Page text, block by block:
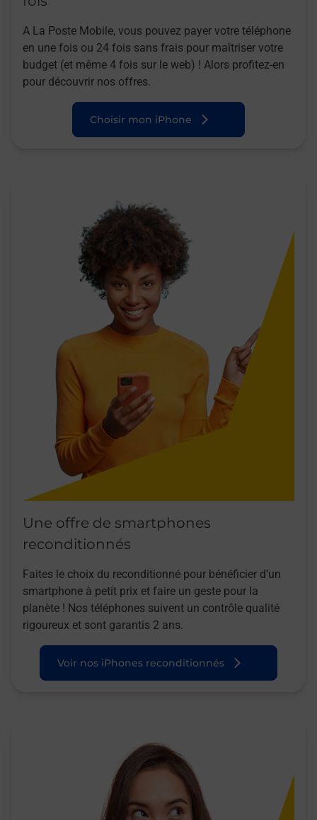
A La Poste Mobile, vous pouvez payer votre téléphone
en une fois ou 24 fois sans frais pour maîtriser votre
budget (et même 4 fois sur le web) ! Alors profitez-en
pour découvrir nos offres.
Choisir mon iPhone
Une offre de smartphones
reconditionnés
Faites le choix du reconditionné pour bénéficier d’un
smartphone à petit prix et faire un geste pour la
planète ! Nos téléphones suivent un contrôle qualité
rigoureux et sont garantis 2 ans.
Voir nos iPhones reconditionnés